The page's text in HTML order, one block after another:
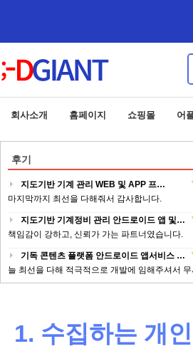
회사소개 홈페이지 쇼핑몰 어
후기
지도기반 기계 관리 WEB 및 APP 프…
마지막까지 최선을 다해줘서 감사합니다.
지도기반 기계정비 관리 안드로이드 앱 및…
책임감이 강하고, 신뢰가 가는 파트너였습니다.
기독 콘텐츠 플랫폼 안드로이드 앱서비스 …
늘 최선을 다해 적극적으로 개발에 임해주셔서
장기 요양 기관 정보제공 안드로이드 앱 …
사장님의 경험에서 우러나온 순조롭고 깔끔한
1. 수집하는 개